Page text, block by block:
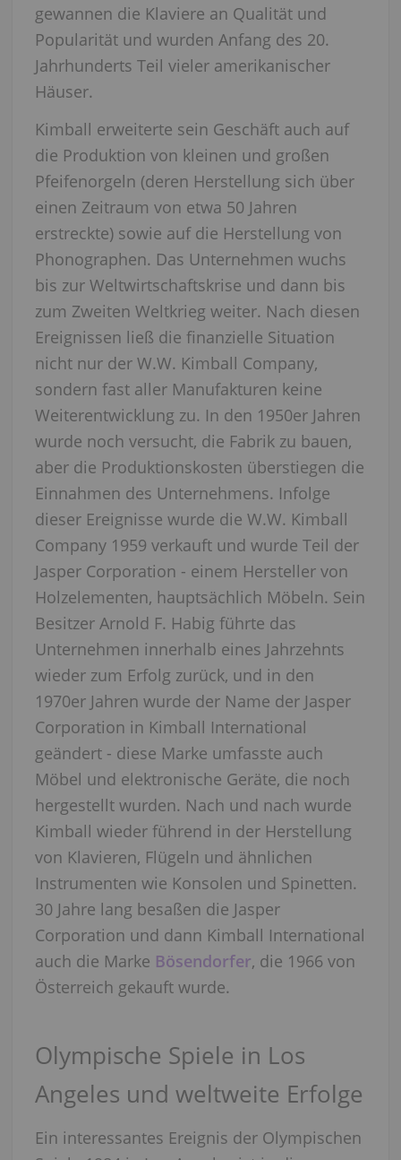
gewannen die Klaviere an Qualität und
Popularität und wurden Anfang des 20.
Jahrhunderts Teil vieler amerikanischer
Häuser.
Kimball erweiterte sein Geschäft auch auf
die Produktion von kleinen und großen
Pfeifenorgeln (deren Herstellung sich über
einen Zeitraum von etwa 50 Jahren
erstreckte) sowie auf die Herstellung von
Phonographen. Das Unternehmen wuchs
bis zur Weltwirtschaftskrise und dann bis
zum Zweiten Weltkrieg weiter. Nach diesen
Ereignissen ließ die finanzielle Situation
nicht nur der W.W. Kimball Company,
sondern fast aller Manufakturen keine
Weiterentwicklung zu. In den 1950er Jahren
wurde noch versucht, die Fabrik zu bauen,
aber die Produktionskosten überstiegen die
Einnahmen des Unternehmens. Infolge
dieser Ereignisse wurde die W.W. Kimball
Company 1959 verkauft und wurde Teil der
Jasper Corporation - einem Hersteller von
Holzelementen, hauptsächlich Möbeln. Sein
Besitzer Arnold F. Habig führte das
Unternehmen innerhalb eines Jahrzehnts
wieder zum Erfolg zurück, und in den
1970er Jahren wurde der Name der Jasper
Corporation in Kimball International
geändert - diese Marke umfasste auch
Möbel und elektronische Geräte, die noch
hergestellt wurden. Nach und nach wurde
Kimball wieder führend in der Herstellung
von Klavieren, Flügeln und ähnlichen
Instrumenten wie Konsolen und Spinetten.
30 Jahre lang besaßen die Jasper
Corporation und dann Kimball International
auch die Marke Bösendorfer, die 1966 von
Österreich gekauft wurde.
Olympische Spiele in Los
Angeles und weltweite Erfolge
Ein interessantes Ereignis der Olympischen